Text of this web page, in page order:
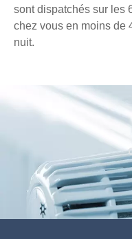
sont dispatchés sur les
chez vous en moins de
nuit.